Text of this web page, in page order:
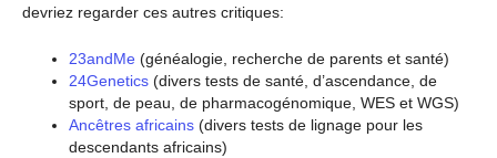
devriez regarder ces autres critiques:
23andMe (généalogie, recherche de parents et santé)
24Genetics (divers tests de santé, d’ascendance, de
sport, de peau, de pharmacogénomique, WES et WGS)
Ancêtres africains (divers tests de lignage pour les
descendants africains)